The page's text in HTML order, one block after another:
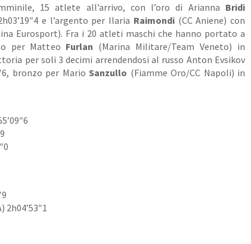
15 atlete all’arrivo, con l’oro di Arianna Bridi
e l’argento per Ilaria Raimondi(CC Aniene) con
Eurosport). Fra i 20 atleti maschi che hanno portato a
per Matteo Furlan (Marina Militare/Team Veneto) in
per soli 3 decimi arrendendosi al russo Anton Evsikov
bronzo per Mario Sanzullo (Fiamme Oro/CC Napoli) in
2h04’53″1